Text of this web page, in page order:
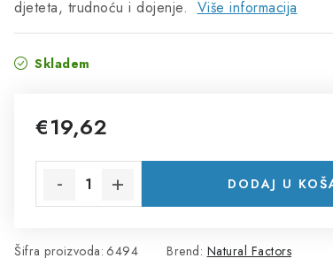
djeteta, trudnoću i dojenje. Više informacija
Skladem
€19,62
DODAJ U
Šifra proizvoda: 6494 Brend: Natural Factors